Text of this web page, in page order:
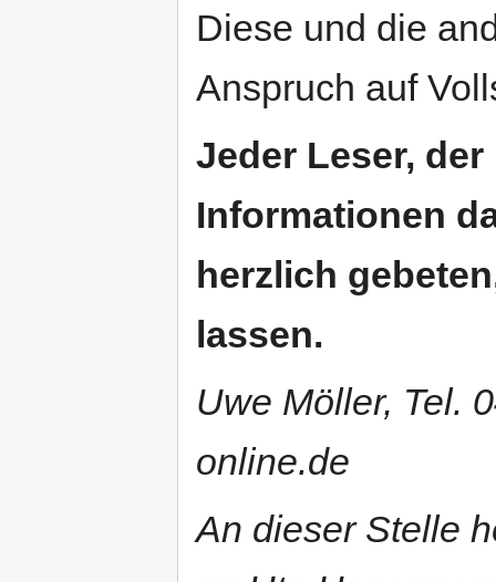
Diese und die
Anspruch auf
Jeder Leser,
Informationen
herzlich
lassen.
Uwe Möller, Tel.
online.de
An dieser Stelle